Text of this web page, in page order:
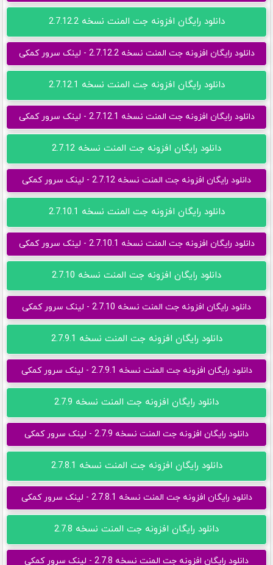
دانلود رایگان افزونه جت المنت نسخه 2.7.12.2
دانلود رایگان افزونه جت المنت نسخه 2.7.12.2 - لینک سرور کمکی
دانلود رایگان افزونه جت المنت نسخه 2.7.12.1
دانلود رایگان افزونه جت المنت نسخه 2.7.12.1 - لینک سرور کمکی
دانلود رایگان افزونه جت المنت نسخه 2.7.12
دانلود رایگان افزونه جت المنت نسخه 2.7.12 - لینک سرور کمکی
دانلود رایگان افزونه جت المنت نسخه 2.7.10.1
دانلود رایگان افزونه جت المنت نسخه 2.7.10.1 - لینک سرور کمکی
دانلود رایگان افزونه جت المنت نسخه 2.7.10
دانلود رایگان افزونه جت المنت نسخه 2.7.10 - لینک سرور کمکی
دانلود رایگان افزونه جت المنت نسخه 2.7.9.1
دانلود رایگان افزونه جت المنت نسخه 2.7.9.1 - لینک سرور کمکی
دانلود رایگان افزونه جت المنت نسخه 2.7.9
دانلود رایگان افزونه جت المنت نسخه 2.7.9 - لینک سرور کمکی
دانلود رایگان افزونه جت المنت نسخه 2.7.8.1
دانلود رایگان افزونه جت المنت نسخه 2.7.8.1 - لینک سرور کمکی
دانلود رایگان افزونه جت المنت نسخه 2.7.8
دانلود رایگان افزونه جت المنت نسخه 2.7.8 - لینک سرور کمکی